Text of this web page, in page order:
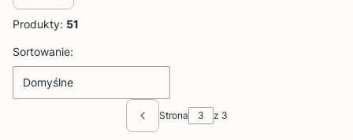
Produkty: 51
Lista produktów
Sortowanie:
Domyślne
Poprzednie produkty
Strona z 3